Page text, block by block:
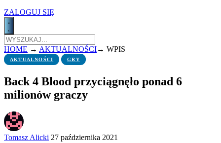
ZALOGUJ SIĘ
HOME → AKTUALNOŚCI→ WPIS
AKTUALNOŚCI GRY
Back 4 Blood przyciągnęło ponad 6
milionów graczy
Tomasz Alicki 27 października 2021